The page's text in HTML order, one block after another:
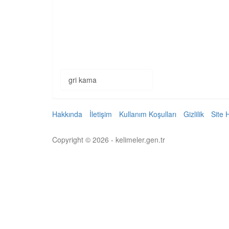
gri kama
Hakkında İletişim Kullanım Koşulları Gizlilik Site
Copyright © 2026 - kelimeler.gen.tr